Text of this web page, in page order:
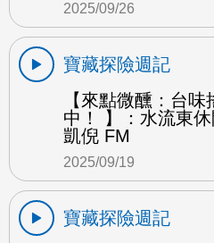
2025/09/26
寶藏探險週記
【來點微醺：台
中！ 】：水流東
凱倪 FM
2025/09/19
寶藏探險週記